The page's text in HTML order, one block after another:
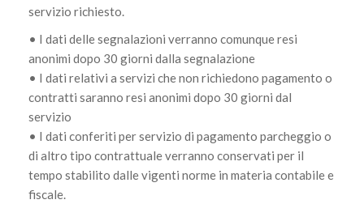
servizio richiesto.
• I dati delle segnalazioni verranno comunque resi
anonimi dopo 30 giorni dalla segnalazione
• I dati relativi a servizi che non richiedono pagamento o
contratti saranno resi anonimi dopo 30 giorni dal
servizio
• I dati conferiti per servizio di pagamento parcheggio o
di altro tipo contrattuale verranno conservati per il
tempo stabilito dalle vigenti norme in materia contabile e
fiscale.